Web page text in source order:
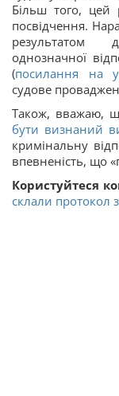
Більш того, цей
посвідчення.
результатом
однозначної
(посилання на
судове
Також, вважаю,
бути визнаний
кримінальну
впевненість, що
Користуйтеся
склали протокол